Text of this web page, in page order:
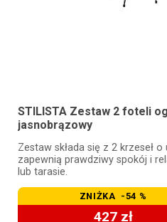
STILISTA Zestaw 2 foteli
jasnobrązowy
Zestaw składa się z 2 krzeseł
zapewnią prawdziwy spokój i
lub tarasie.
ZNIŻKA -54 %
427 zł